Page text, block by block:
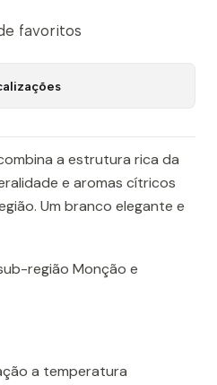
favoritos
a estrutura rica da
e aromas cítricos
Um branco elegante e
região Monção e
a temperatura